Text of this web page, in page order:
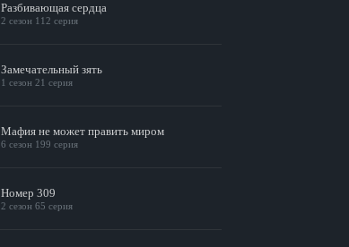
Разбивающая сердца
2 сезон 112 серия
Замечательный зять
1 сезон 21 серия
Мафия не может править миром
6 сезон 199 серия
Номер 309
2 сезон 65 серия